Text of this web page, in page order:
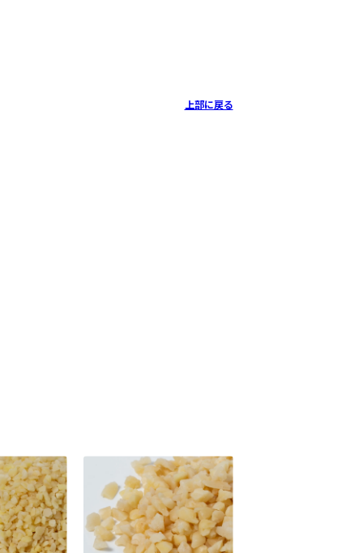
上部に戻る